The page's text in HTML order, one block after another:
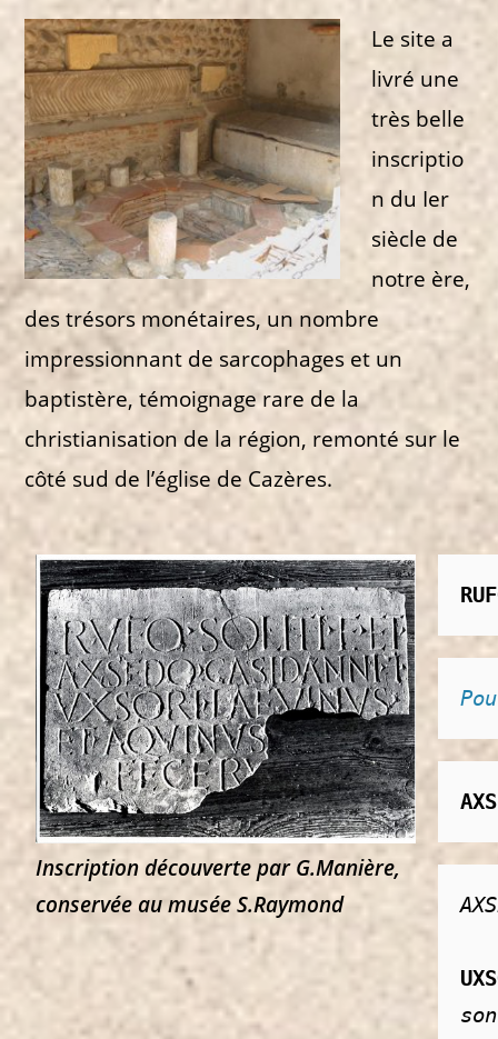
Le site a
livré une
très belle
inscriptio
n du Ier
siècle de
notre ère,
des trésors monétaires, un nombre
impressionnant de sarcophages et un
baptistère, témoignage rare de la
christianisation de la région, remonté sur le
côté sud de l’église de Cazères.
Inscription découverte par G.Manière,
conservée au musée S.Raymond